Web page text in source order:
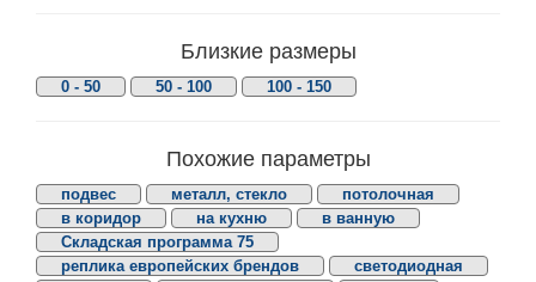
Близкие размеры
0 - 50 50 - 100 100 - 150
Похожие параметры
подвес металл, стекло
потолочная
в коридор
на кухню
в ванную
Складская программа 75
реплика европейских брендов
светодиодная